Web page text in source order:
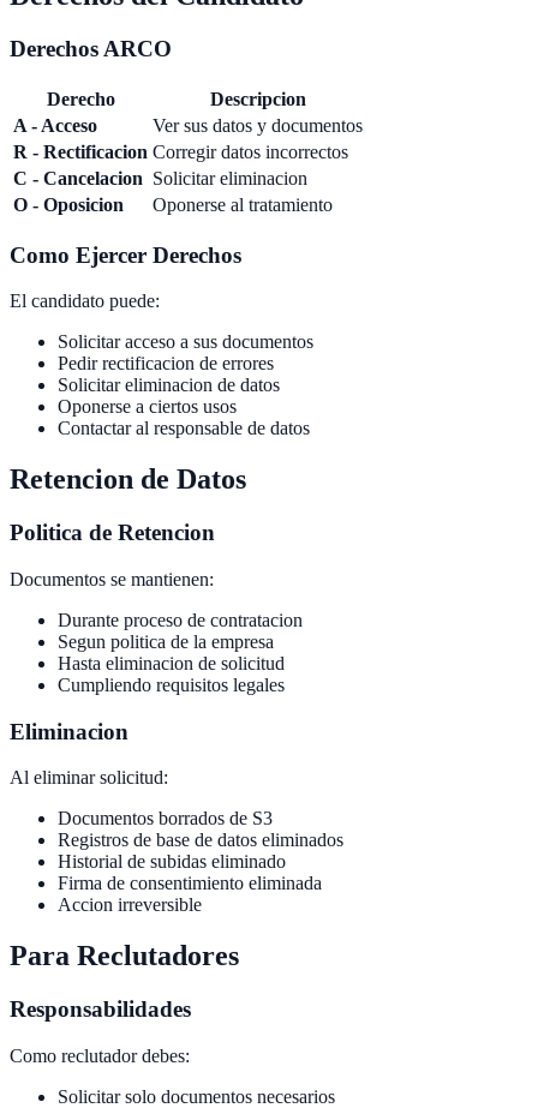
Derechos ARCO
Derecho
Descripcion
A - Acceso
Ver sus datos y documentos
R - Rectificacion Corregir datos incorrectos
C - Cancelacion Solicitar eliminacion
O - Oposicion
Oponerse al tratamiento
Como Ejercer Derechos
El candidato puede:
Solicitar acceso a sus documentos
Pedir rectificacion de errores
Solicitar eliminacion de datos
Oponerse a ciertos usos
Contactar al responsable de datos
Retencion de Datos
Politica de Retencion
Documentos se mantienen:
Durante proceso de contratacion
Segun politica de la empresa
Hasta eliminacion de solicitud
Cumpliendo requisitos legales
Eliminacion
Al eliminar solicitud:
Documentos borrados de S3
Registros de base de datos eliminados
Historial de subidas eliminado
Firma de consentimiento eliminada
Accion irreversible
Para Reclutadores
Responsabilidades
Como reclutador debes:
Solicitar solo documentos necesarios